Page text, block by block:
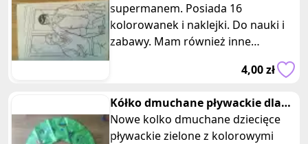
supermanem. Posiada 16
kolorowanek i naklejki. Do nauki i
zabawy. Mam również inne
4,00 zł
Kółko dmuchane pływackie dla
dzieci do wody rybki zielone
Nowe kolko dmuchane dziecięce
pływackie zielone z kolorowymi